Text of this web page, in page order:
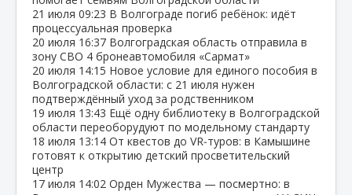
21 июля 09:23 В Волгограде погиб ребёнок: идёт
процессуальная проверка
20 июля 16:37 Волгоградская область отправила в
зону СВО 4 бронеавтомобиля «Сармат»
20 июля 14:15 Новое условие для единого пособия в
Волгоградской области: с 21 июля нужен
подтверждённый уход за родственником
19 июля 13:43 Ещё одну библиотеку в Волгоградской
области переоборудуют по модельному стандарту
18 июля 13:14 От квестов до VR‑туров: в Камышине
готовят к открытию детский просветительский
центр
17 июля 14:02 Орден Мужества — посмертно: в